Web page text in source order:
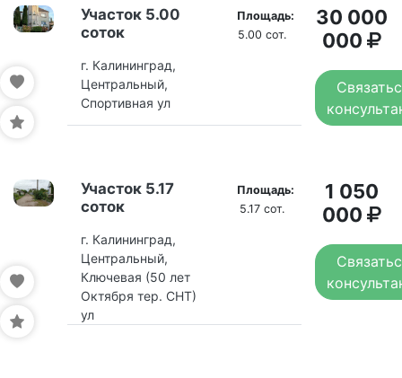
Участок 5.00
соток
г. Калининград,
Центральный,
Спортивная ул
Площадь:
5.00 сот.
30 000
000
Участок 5.17
соток
г. Калининград,
Центральный,
Ключевая (50 лет
Октября тер. СНТ)
ул
Площадь:
5.17 сот.
1 050
000